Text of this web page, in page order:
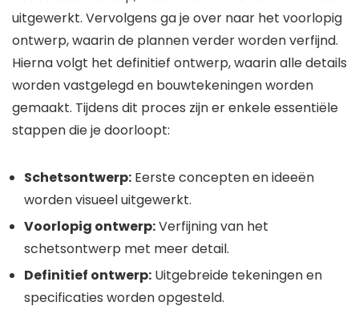
uitgewerkt. Vervolgens ga je over naar het voorlopig
ontwerp, waarin de plannen verder worden verfijnd.
Hierna volgt het definitief ontwerp, waarin alle details
worden vastgelegd en bouwtekeningen worden
gemaakt. Tijdens dit proces zijn er enkele essentiële
stappen die je doorloopt:
Schetsontwerp: Eerste concepten en ideeën
worden visueel uitgewerkt.
Voorlopig ontwerp:Verfijning van het
schetsontwerp met meer detail.
Definitief ontwerp: Uitgebreide tekeningen en
specificaties worden opgesteld.